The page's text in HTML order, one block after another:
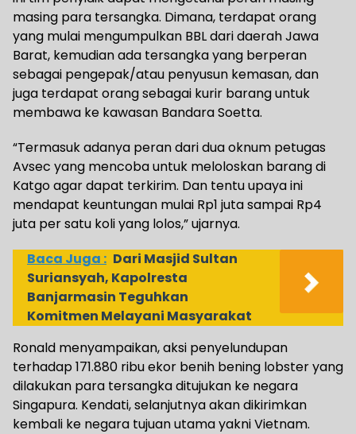
masing para tersangka. Dimana, terdapat orang
yang mulai mengumpulkan BBL dari daerah Jawa
Barat, kemudian ada tersangka yang berperan
sebagai pengepak/atau penyusun kemasan, dan
juga terdapat orang sebagai kurir barang untuk
membawa ke kawasan Bandara Soetta.
“Termasuk adanya peran dari dua oknum petugas
Avsec yang mencoba untuk meloloskan barang di
Katgo agar dapat terkirim. Dan tentu upaya ini
mendapat keuntungan mulai Rp1 juta sampai Rp4
juta per satu koli yang lolos,” ujarnya.
Baca Juga : Dari Masjid Sultan
Suriansyah, Kapolresta
Banjarmasin Teguhkan
Komitmen Melayani Masyarakat
Ronald menyampaikan, aksi penyelundupan
terhadap 171.880 ribu ekor benih bening lobster yang
dilakukan para tersangka ditujukan ke negara
Singapura. Kendati, selanjutnya akan dikirimkan
kembali ke negara tujuan utama yakni Vietnam.